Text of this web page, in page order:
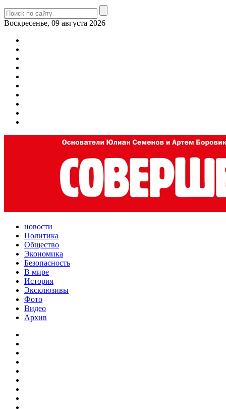
Воскресенье, 09 августа 2026
новости
Политика
Общество
Экономика
Безопасность
В мире
История
Эксклюзивы
Фото
Видео
Архив